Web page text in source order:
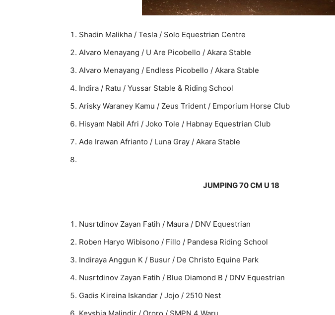
Shadin Malikha / Tesla / Solo Equestrian Centre
Alvaro Menayang / U Are Picobello / Akara Stable
Alvaro Menayang / Endless Picobello / Akara Stable
Indira / Ratu / Yussar Stable & Riding School
Arisky Waraney Kamu / Zeus Trident / Emporium Horse Club
Hisyam Nabil Afri / Joko Tole / Habnay Equestrian Club
Ade Irawan Afrianto / Luna Gray / Akara Stable
JUMPING 70 CM U 18
Nusrtdinov Zayan Fatih / Maura / DNV Equestrian
Roben Haryo Wibisono / Fillo / Pandesa Riding School
Indiraya Anggun K / Busur / De Christo Equine Park
Nusrtdinov Zayan Fatih / Blue Diamond B / DNV Equestrian
Gadis Kireina Iskandar / Jojo / 2510 Nest